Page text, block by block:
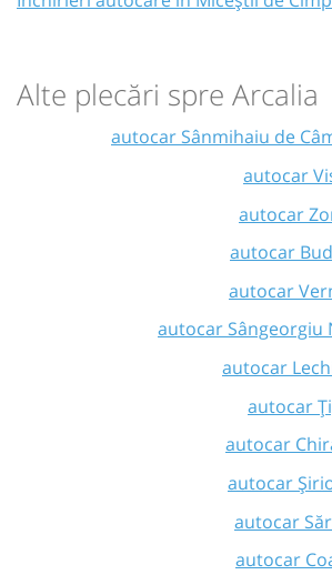
Alte plecări spre Arcalia
autocar Sânmihaiu de
autocar
autocar
autocar
autocar
autocar Sângeorgiu
autocar
autocar
autocar
autocar
autocar
autocar